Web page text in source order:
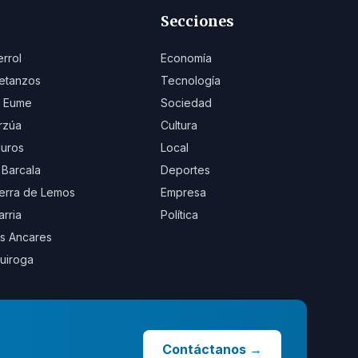
Eume
de Lemos
Ancares
Secciones
Economía
Tecnología
Sociedad
Cultura
Local
Deportes
Empresa
Política
Contáctanos →